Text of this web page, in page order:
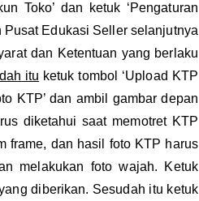
Toko’ dan ketuk ‘Pengaturan
Pusat Edukasi Seller selanjutnya
dan Ketentuan yang berlaku
itu ketuk tombol ‘Upload KTP
KTP’ dan ambil gambar depan
diketahui saat memotret KTP
frame, dan hasil foto KTP harus
melakukan foto wajah. Ketuk
diberikan. Sesudah itu ketuk